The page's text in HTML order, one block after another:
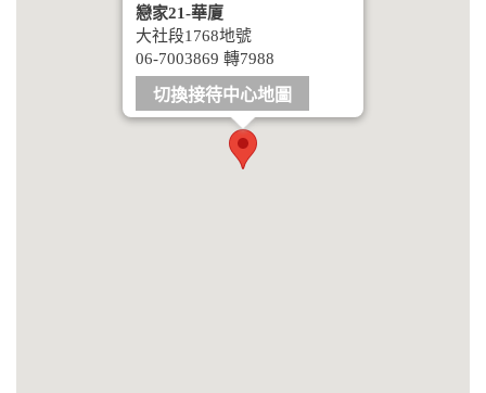
戀家21-華廈
大社段1768地號
06-7003869 轉7988
切換接待中心地圖